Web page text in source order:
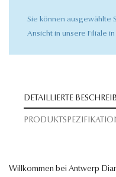
Sie können ausgewählte
Ansicht in unsere Filiale
DETAILLIERTE
Willkommen bei Antwerp